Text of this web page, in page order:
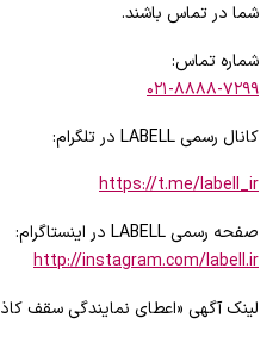
شما در تماس باشند.
شماره تماس:
۰۲۱-۸۸۸۸-۷۲۹۹
کانال رسمی LABELL در تلگرام:
https://t.me/labell_ir
صفحه رسمی LABELL در اینستاگرام:
http://instagram.com/labell.ir
لینک آگهی «اعطای نمایندگی سقف